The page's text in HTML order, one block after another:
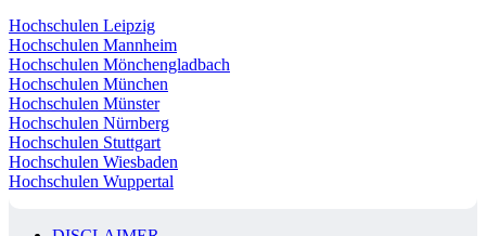
Hochschulen Leipzig
Hochschulen Mannheim
Hochschulen Mönchengladbach
Hochschulen München
Hochschulen Münster
Hochschulen Nürnberg
Hochschulen Stuttgart
Hochschulen Wiesbaden
Hochschulen Wuppertal